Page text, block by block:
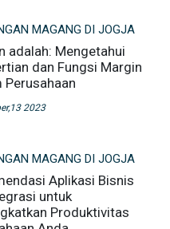
MAGANG DI JOGJA
adalah: Mengetahui
dan Fungsi Margin
Perusahaan
2023
MAGANG DI JOGJA
Aplikasi Bisnis
untuk
Produktivitas